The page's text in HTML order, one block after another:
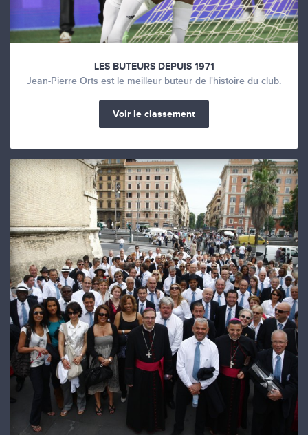
LES BUTEURS DEPUIS 1971
Jean-Pierre Orts est le meilleur buteur de l'histoire du club.
Voir le classement